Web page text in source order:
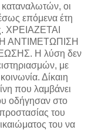
οι
επόμενα έτη
ΧΡΕΙΑΖΕΤΑΙ
ΑΝΤΙΜΕΤΩΠΙΣΗ
Η λύση δεν
με
Δίκαιη
που λαμβάνει
οδήγησαν στο
του
του να